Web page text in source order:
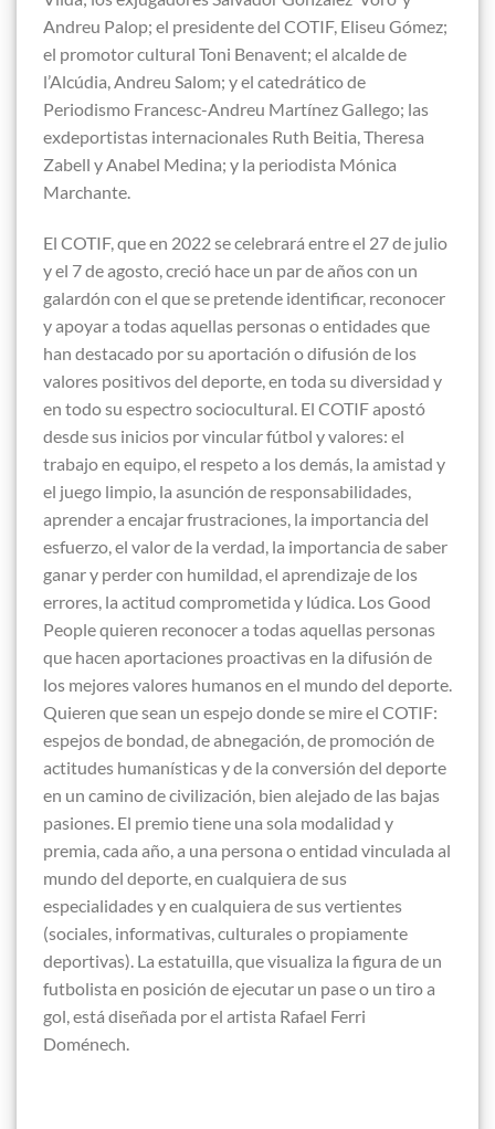
Andreu Palop; el presidente del COTIF, Eliseu Gómez;
el promotor cultural Toni Benavent; el alcalde de
l’Alcúdia, Andreu Salom; y el catedrático de
Periodismo Francesc-Andreu Martínez Gallego; las
exdeportistas internacionales Ruth Beitia, Theresa
Zabell y Anabel Medina; y la periodista Mónica
Marchante.
El COTIF, que en 2022 se celebrará entre el 27 de julio
y el 7 de agosto, creció hace un par de años con un
galardón con el que se pretende identificar, reconocer
y apoyar a todas aquellas personas o entidades que
han destacado por su aportación o difusión de los
valores positivos del deporte, en toda su diversidad y
en todo su espectro sociocultural. El COTIF apostó
desde sus inicios por vincular fútbol y valores: el
trabajo en equipo, el respeto a los demás, la amistad y
el juego limpio, la asunción de responsabilidades,
aprender a encajar frustraciones, la importancia del
esfuerzo, el valor de la verdad, la importancia de saber
ganar y perder con humildad, el aprendizaje de los
errores, la actitud comprometida y lúdica. Los Good
People quieren reconocer a todas aquellas personas
que hacen aportaciones proactivas en la difusión de
los mejores valores humanos en el mundo del deporte.
Quieren que sean un espejo donde se mire el COTIF:
espejos de bondad, de abnegación, de promoción de
actitudes humanísticas y de la conversión del deporte
en un camino de civilización, bien alejado de las bajas
pasiones. El premio tiene una sola modalidad y
premia, cada año, a una persona o entidad vinculada al
mundo del deporte, en cualquiera de sus
especialidades y en cualquiera de sus vertientes
(sociales, informativas, culturales o propiamente
deportivas). La estatuilla, que visualiza la figura de un
futbolista en posición de ejecutar un pase o un tiro a
gol, está diseñada por el artista Rafael Ferri
Doménech.